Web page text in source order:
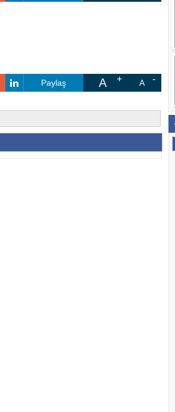
Paylaş A A